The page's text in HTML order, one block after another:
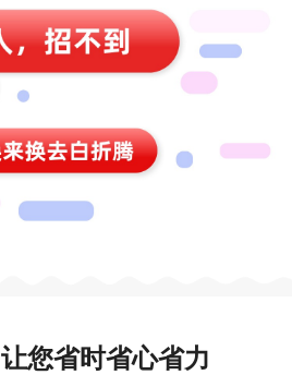
让您省时省心省力